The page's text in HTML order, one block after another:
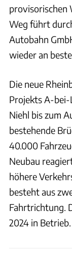
provisorischen
Weg führt
Autobahn
wieder an
Die neue
Projekts A-
Niehl bis zum
bestehende
40.000
Neubau
höhere
besteht aus
Fahrtrichtung.
2024 in Betrieb.